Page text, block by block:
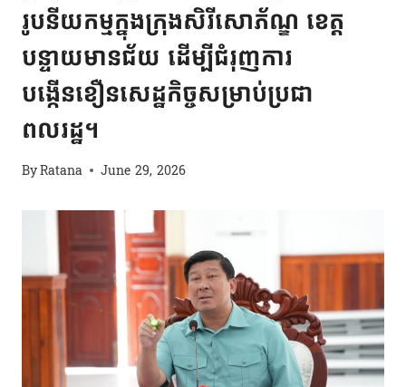
រូបនីយកម្មក្នុងក្រុងសិរីសោភ័ណ្ឌ ខេត្ត
បន្ទាយមានជ័យ ដើម្បីជំរុញការ
បង្កើនខឿនសេដ្ឋកិច្ចសម្រាប់ប្រជា
ពលរដ្ឋ។
ByRatana June 29, 2026